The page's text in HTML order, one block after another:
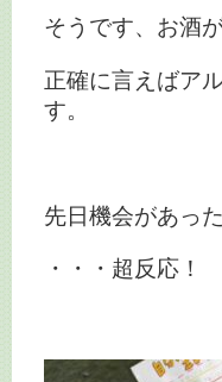
そうです、お酒
正確に言えばア
す。
先日機会があっ
・・・超反応！